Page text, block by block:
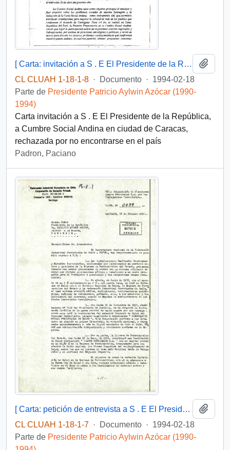
[ Carta: invitación a S . E El Presidente de la República, a Cumbre Social Andina en ciudad de Caracas ]
CL CLUAH 1-18-1-8 · Documento · 1994-02-18
Parte de Presidente Patricio Aylwin Azócar (1990-
1994)
Carta invitación a S . E El Presidente de la República,
a Cumbre Social Andina en ciudad de Caracas,
rechazada por no encontrarse en el país
Padron, Paciano
[ Carta: petición de entrevista a S . E El Presidente de la República, de la Federación Industrial Ferroviaria de Chile ]
CL CLUAH 1-18-1-7 · Documento · 1994-02-18
Parte de Presidente Patricio Aylwin Azócar (1990-